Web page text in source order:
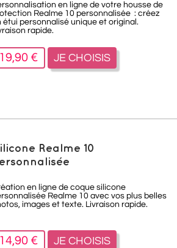
en ligne de votre housse de
Realme 10 personnalisée : créez
étui personnalisé unique et original.
rapide.
19,90 € JE CHOISIS
Realme 10
en ligne de coque silicone
Realme 10 avec vos plus belles
images et texte. Livraison rapide.
14,90 € JE CHOISIS